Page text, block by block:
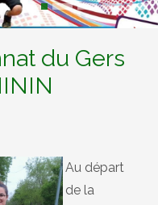
du Gers
Au départ
de la